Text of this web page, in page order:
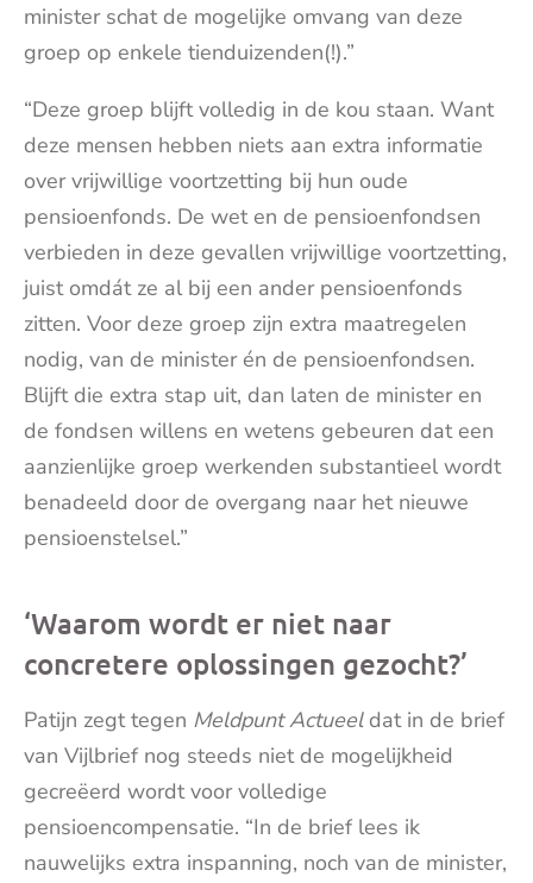
minister schat de mogelijke omvang van deze
groep op enkele tienduizenden(!).”
“Deze groep blijft volledig in de kou staan. Want
deze mensen hebben niets aan extra informatie
over vrijwillige voortzetting bij hun oude
pensioenfonds. De wet en de pensioenfondsen
verbieden in deze gevallen vrijwillige voortzetting,
juist omdát ze al bij een ander pensioenfonds
zitten. Voor deze groep zijn extra maatregelen
nodig, van de minister én de pensioenfondsen.
Blijft die extra stap uit, dan laten de minister en
de fondsen willens en wetens gebeuren dat een
aanzienlijke groep werkenden substantieel wordt
benadeeld door de overgang naar het nieuwe
pensioenstelsel.”
‘Waarom wordt er niet naar
concretere oplossingen gezocht?’
Patijn zegt tegen Meldpunt Actueeldat in de brief
van Vijlbrief nog steeds niet de mogelijkheid
gecreëerd wordt voor volledige
pensioencompensatie. “In de brief lees ik
nauwelijks extra inspanning, noch van de minister,